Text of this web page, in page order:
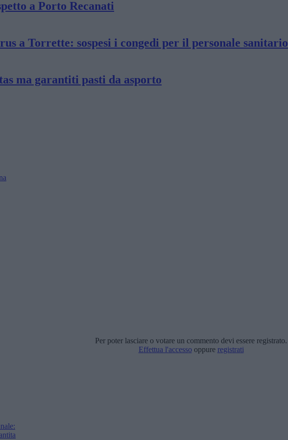
a Porto Recanati
a Torrette: sospesi i congedi per il personale sanitario
ma garantiti pasti da asporto
Per poter lasciare o votare un commento devi essere registrato.
Effettua l'accesso oppure registrati